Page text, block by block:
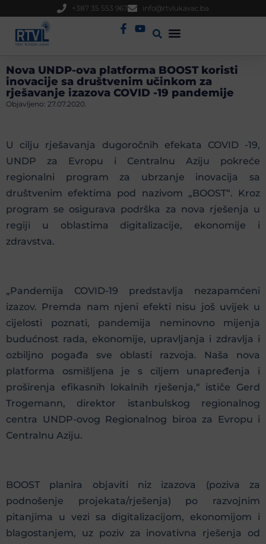
+387 35 553 967 info@rtvlukavac.ba
Nova UNDP-ova platforma BOOST koristi
inovacije sa društvenim učinkom za
rješavanje izazova COVID -19 pandemije
Objavljeno: 27.07.2020.
U cilju rješavanja dugoročnih efekata COVID -19,
UNDP za Evropu i Centralnu Aziju pokreće
regionalni program za ubrzanje inovacija sa
društvenim efektima pod nazivom „BOOST“. Kroz
program se osigurava podrška za nova rješenja u
regiji u oblastima digitalizacije, ekonomije i
zdravstva.
„Pandemija COVID-19 predstavlja nezapamćeni
izazov. Premda nam njeni efekti nisu još uvijek u
cijelosti poznati, pandemija neminovno mijenja
budućnost rada, ekonomije, upravljanja i zdravlja i
ozbiljno pogađa sve oblasti razvoja. Naša nova
platforma osmišljena je s ciljem unapređenja i
proširenja efikasnih lokalnih rješenja,“ ističe Gerd
Trogemann, direktor istanbulskog regionalnog
centra UNDP-ovog Regionalnog biroa za Evropu i
Centralnu Aziju.
BOOST planira objaviti niz izazova (poziva za
podnošenje projekata/rješenja) po razvojnim
pitanjima u vezi sa digitalizacijom, ekonomijom i
blagostanjem, uz poziv za inovativna rješenja od